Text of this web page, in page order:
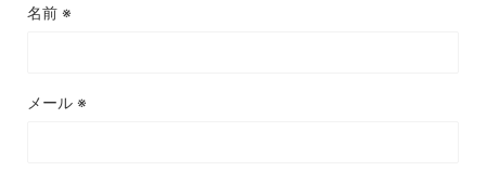
名前 ※
メール ※